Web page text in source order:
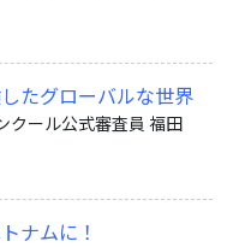
たグローバルな世界
クール公式審査員 福田
ナムに！